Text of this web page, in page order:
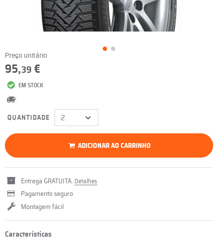
Preço unitário
95,39 €
EM STOCK
QUANTIDADE
ADICIONAR AO CARRINHO
Entrega GRATUITA. Detalhes
Pagamento seguro
Montagem fácil
Características